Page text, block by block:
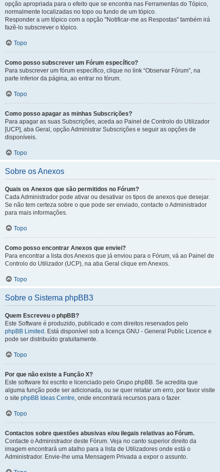
opção apropriada para o efeito que se encontra nas Ferramentas do Tópico,
normalmente localizadas no topo ou fundo de um tópico.
Responder a um tópico com a opção "Notificar-me as Respostas" também irá
fazê-lo subscrever o tópico.
Topo
Como posso subscrever um Fórum específico?
Para subscrever um fórum específico, clique no link “Observar Fórum”, na
parte inferior da página, ao entrar no fórum.
Topo
Como posso apagar as minhas Subscrições?
Para apagar as suas Subscrições, aceda ao Painel de Controlo do Utilizador
[UCP], aba Geral, opção Administrar Subscrições e seguir as opções de
disponíveis.
Topo
Sobre os Anexos
Quais os Anexos que são permitidos no Fórum?
Cada Administrador pode ativar ou desativar os tipos de anexos que desejar.
Se não tem certeza sobre o que pode ser enviado, contacte o Administrador
para mais informações.
Topo
Como posso encontrar Anexos que enviei?
Para encontrar a lista dos Anexos que já enviou para o Fórum, vá ao Painel de
Controlo do Utilizador (UCP), na aba Geral clique em Anexos.
Topo
Sobre o Sistema phpBB3
Quem Escreveu o phpBB?
Este Software é produzido, publicado e com direitos reservados pelo
phpBB Limited . Está disponível sob a licença GNU - General Public Licence e
pode ser distribuído gratuitamente.
Topo
Por que não existe a Função X?
Este software foi escrito e licenciado pelo Grupo phpBB. Se acredita que
alguma função pode ser adicionada, ou se quer relatar um erro, por favor visite
o site phpBB Ideas Centre, onde encontrará recursos para o fazer.
Topo
Contactos sobre questões abusivas e/ou ilegais relativas ao Fórum.
Contacte o Administrador deste Fórum. Veja no canto superior direito da
imagem encontrará um atalho para a lista de Utilizadores onde está o
Administrador. Envie-lhe uma Mensagem Privada a expor o assunto.